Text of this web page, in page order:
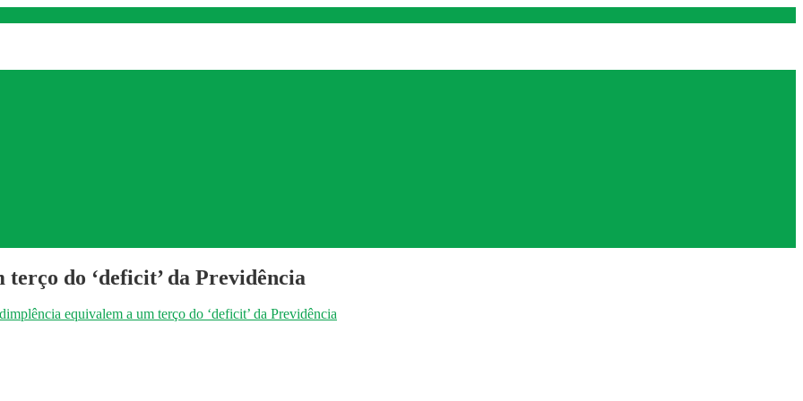
do ‘deficit’ da Previdência
equivalem a um terço do ‘deficit’ da Previdência